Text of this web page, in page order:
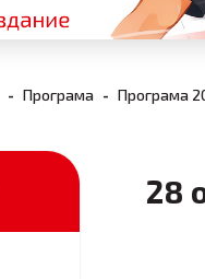
Програма Програма
28